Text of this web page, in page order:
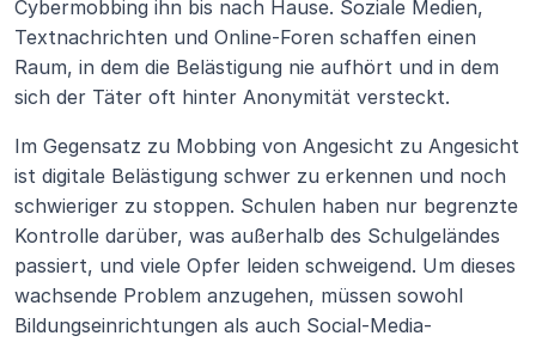
Cybermobbing ihn bis nach Hause. Soziale Medien,
Textnachrichten und Online-Foren schaffen einen
Raum, in dem die Belästigung nie aufhört und in dem
sich der Täter oft hinter Anonymität versteckt.
Im Gegensatz zu Mobbing von Angesicht zu Angesicht
ist digitale Belästigung schwer zu erkennen und noch
schwieriger zu stoppen. Schulen haben nur begrenzte
Kontrolle darüber, was außerhalb des Schulgeländes
passiert, und viele Opfer leiden schweigend. Um dieses
wachsende Problem anzugehen, müssen sowohl
Bildungseinrichtungen als auch Social-Media-